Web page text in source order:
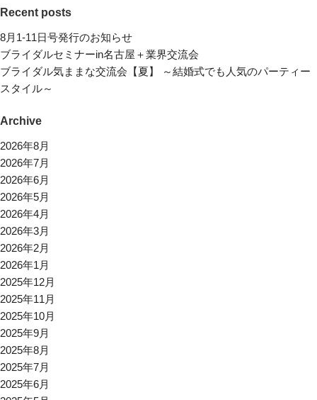
Recent posts
8月1-11日号発行のお知らせ
ブライダルセミナーin名古屋＋業界交流会
ブライダル気ままな交流会【夏】 ～結婚式でも人気のパーティー
スタイル～
Archive
2026年8月
2026年7月
2026年6月
2026年5月
2026年4月
2026年3月
2026年2月
2026年1月
2025年12月
2025年11月
2025年10月
2025年9月
2025年8月
2025年7月
2025年6月